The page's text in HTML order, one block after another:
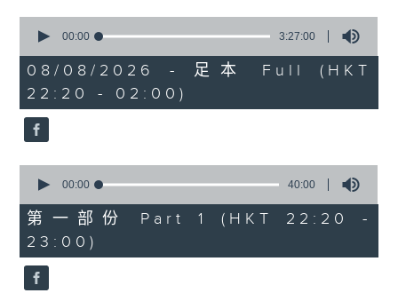
1. 「潞安州」
由 彭炽权、郑培英 主唱
由 文千岁、卢秋萍 主唱
3. 「花蕊夫人之去国题词、刧后描容」
seconds
3
hours,
27
minutes,
0
seconds
00:00 3:27:00
08/08/2026 - 足本 Full (HKT
22:20 - 02:00)
seconds
40
minutes,
0
seconds
00:00 40:00
第一部份 Part 1 (HKT 22:20 -
23:00)